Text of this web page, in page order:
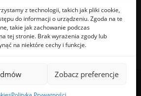
z technologii, takich jak pliki cookie,
do informacji o urządzeniu. Zgoda na te
takie jak zachowanie podczas
tej stronie. Brak wyrażenia zgody lub
na niektóre cechy i funkcje.
Zobacz preferencje